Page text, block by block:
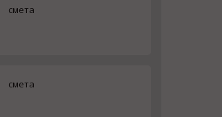
смета
смета